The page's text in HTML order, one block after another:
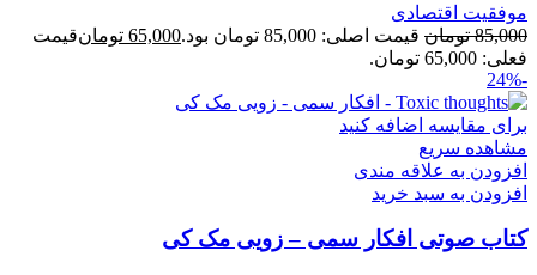
موفقیت اقتصادی
85,000 تومان قیمت اصلی: 85,000 تومان بود. 65,000 تومانقیمت
فعلی: 65,000 تومان.
-24%
برای مقایسه اضافه کنید
مشاهده سریع
افزودن به علاقه مندی
افزودن به سبد خرید
کتاب صوتی افکار سمی – زویی مک کی